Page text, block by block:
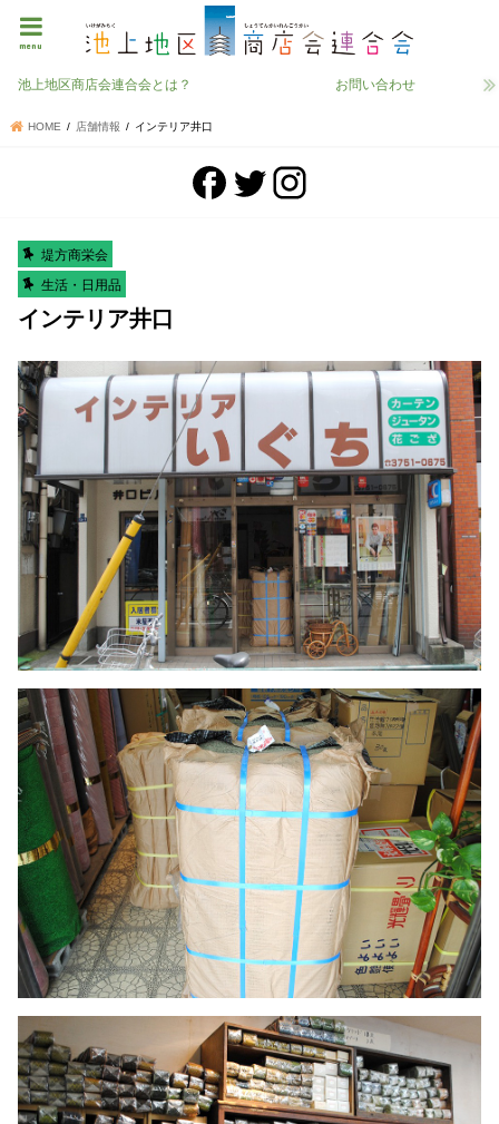
menu
池上地区商店会連合会とは？ お問い合わせ
HOME 店舗情報 インテリア井口
堤方商栄会
生活・日用品
インテリア井口